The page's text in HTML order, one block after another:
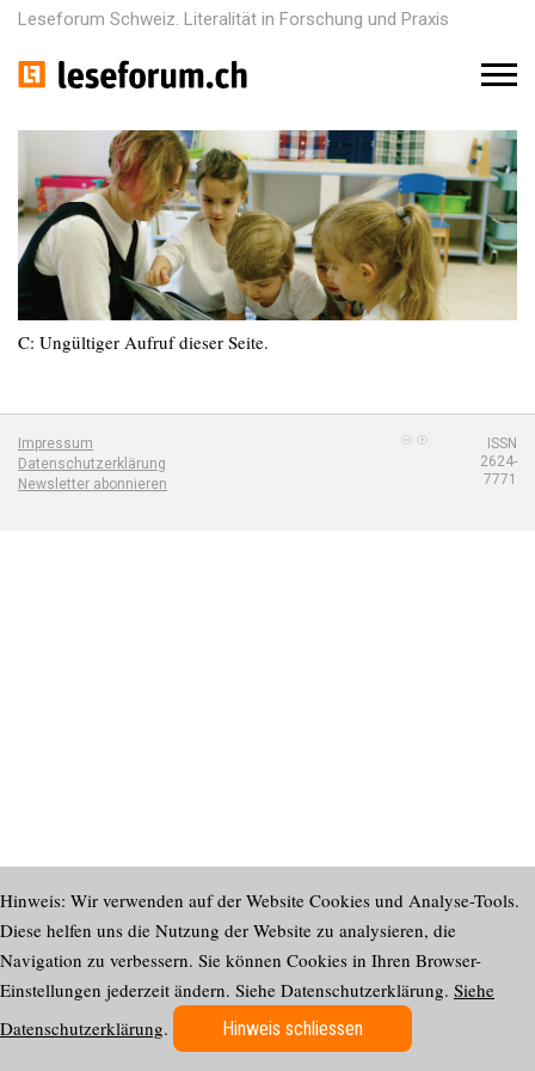
Leseforum Schweiz. Literalität in Forschung und Praxis
M
u
C: Ungültiger Aufruf dieser Seite.
Impressum
Datenschutzerklärung
Newsletter abonnieren
ISSN
2624-
7771
Hinweis: Wir verwenden auf der Website Cookies und Analyse-Tools.
Diese helfen uns die Nutzung der Website zu analysieren, die
Navigation zu verbessern. Sie können Cookies in Ihren Browser-
Einstellungen jederzeit ändern. Siehe Datenschutzerklärung. Siehe
Datenschutzerklärung. Hinweis schliessen